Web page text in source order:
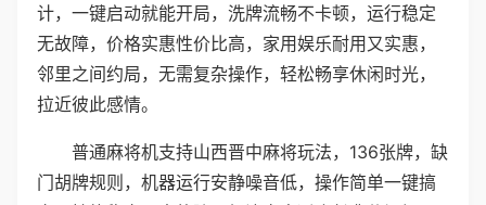
计，一键启动就能开局，洗牌流畅不卡顿，运行稳定
无故障，价格实惠性价比高，家用娱乐耐用又实惠，
邻里之间约局，无需复杂操作，轻松畅享休闲时光，
拉近彼此感情。
普通麻将机支持山西晋中麻将玩法，136张牌，缺
门胡牌规则，机器运行安静噪音低，操作简单一键搞